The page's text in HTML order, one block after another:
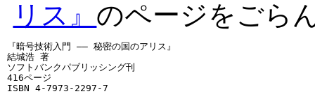
リス』 のページをごら
『暗号技術入門 —— 秘密の国のアリス』
結城浩 著
ソフトバンクパブリッシング刊
416ページ
ISBN 4-7973-2297-7